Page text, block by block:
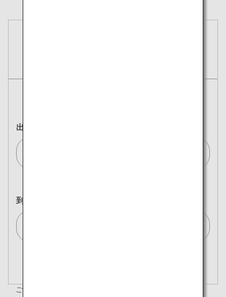
出発地
到着地
ご利用条件
ご質問はありますか？